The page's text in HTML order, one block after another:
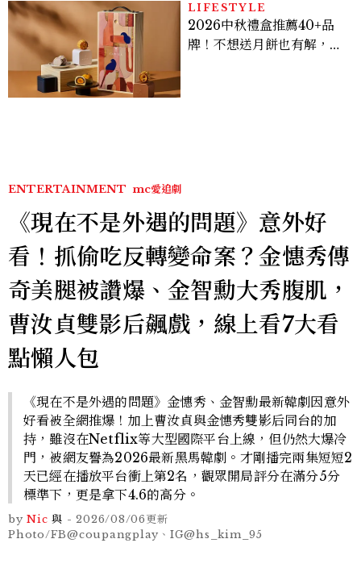
LIFESTYLE
2026中秋禮盒推薦40+品
牌！不想送月餅也有解，送
ENTERTAINMENT mc愛追劇
《現在不是外遇的問題》意外好
看！抓偷吃反轉變命案？金憓秀傳
奇美腿被讚爆、金智勳大秀腹肌，
曹汝貞雙影后飆戲，線上看7大看
點懶人包
《現在不是外遇的問題》金憓秀、金智勳最新韓劇因意外
好看被全網推爆！加上曹汝貞與金憓秀雙影后同台的加
持，雖沒在Netflix等大型國際平台上線，但仍然大爆冷
門，被網友譽為2026最新黑馬韓劇。才剛播完兩集短短2
天已經在播放平台衝上第2名，觀眾開局評分在滿分5分
標準下，更是拿下4.6的高分。
by Nic 與 -2026/08/06更新
Photo/FB@coupangplay、IG@hs_kim_95